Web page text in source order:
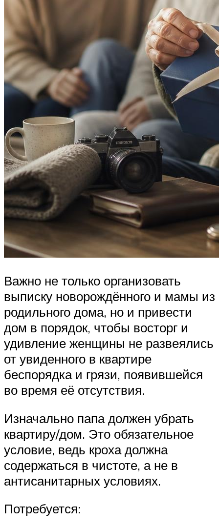
Важно не только организовать
выписку новорождённого и мамы из
родильного дома, но и привести
дом в порядок, чтобы восторг и
удивление женщины не развеялись
от увиденного в квартире
беспорядка и грязи, появившейся
во время её отсутствия.
Изначально папа должен убрать
квартиру/дом. Это обязательное
условие, ведь кроха должна
содержаться в чистоте, а не в
антисанитарных условиях.
Потребуется: